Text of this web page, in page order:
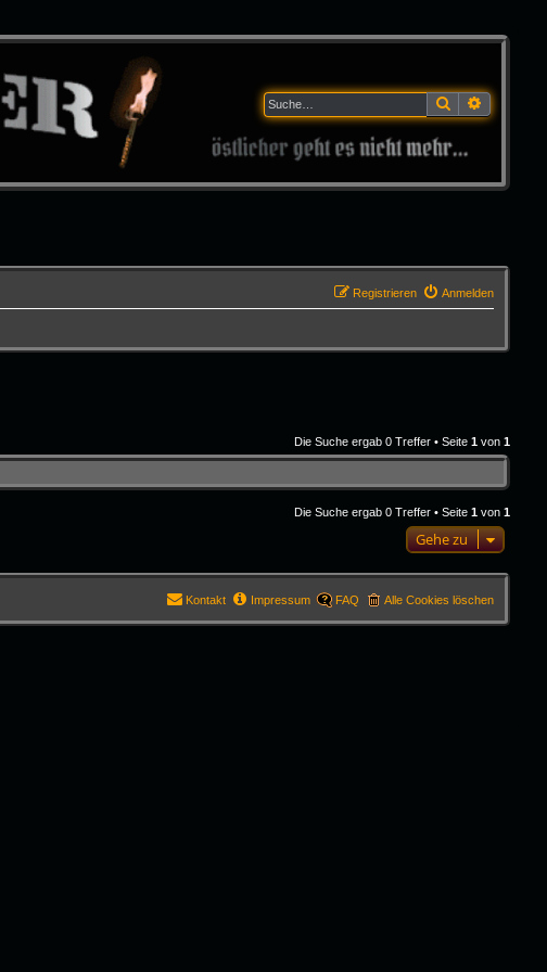
Suche
Anmelden
Registrieren
Die Suche ergab 0 Treffer • Seite1 von1
Die Suche ergab 0 Treffer • Seite1 von1
Gehe zu
Alle Cookies löschen
FAQ
Impressum
Kontakt